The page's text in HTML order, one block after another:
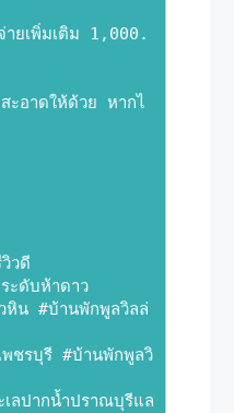
ายเพิ่มเติม 1,000.
ะอาดให้ด้วย หากไ
วดี
ะดับห้าดาว
หิน #บ้านพักพูลวิลล่
พชรบุรี #บ้านพักพูลวิ
ลปากน้ำปราณบุรีแล